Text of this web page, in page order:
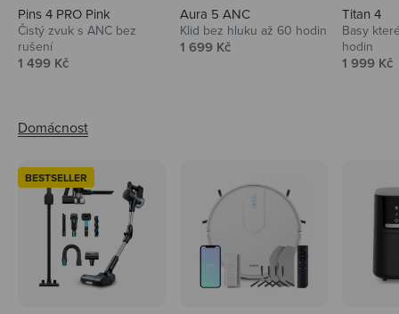
Pins 4 PRO Pink
Čistý zvuk s ANC bez
rušení
Prodejní cena
1 499 Kč
Aura 5 ANC
Klid bez hluku až 60 hodin
Prodejní cena
1 699 Kč
Titan 4
Basy
hodin
Prodejní
1 999 Kč
BESTSELLER